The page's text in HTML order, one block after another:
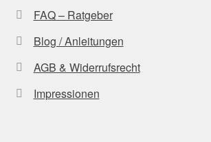
FAQ – Ratgeber
Blog / Anleitungen
AGB & Widerrufsrecht
Impressionen